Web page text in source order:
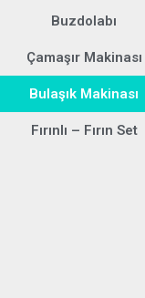
Buzdolabı
Çamaşır Makinası
Bulaşık Makinası
Fırınlı – Fırın Set